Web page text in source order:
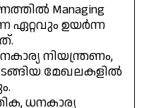
Managing
ഏറ്റവും ഉയർന്ന
നിയന്ത്രണം,
മേഖലകളിൽ
ധനകാര്യ